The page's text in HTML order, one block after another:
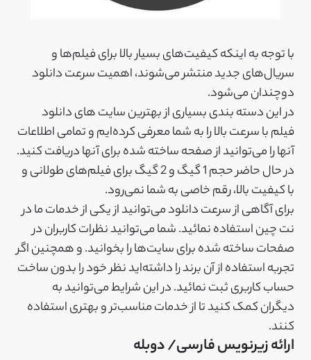
با توجه به اینکه کیفیت‌های بسیار بالا برای فیلم‌ها و
سریال‌های جدید منتشر می‌شوند، اهمیت سرعت دانلود
دوچندان می‌شود.
در این دسته بندی بسیاری از بهترین سایت های دانلود
فیلم با سرعت بالا را به شما معرفی کرده‌ایم و تمامی اطلاعات
آنها را می‌توانید از صفحه ساخته شده برای آنها دریافت کنید.
در حال حاضر حجم 1 گیگ و 2 گیگ برای فیلم‌های طولانی و
با کیفیت بالا، رقم خاصی به شما نمی‌رود.
برای آگاهی از سرعت دانلود می‌توانید از یکی از خدمات ما در
نت چین استفاده نمائید. شما می‌توانید نظرات کاربران در
صفحات ساخته شده برای سایت‌ها را بخوانید. و همچنین اگر
تجربه استفاده از آن برند را داشته‌اید نظر خود را بدون ساخت
حساب کاربری ثبت نمائید. در این شرایط می‌توانید به
دیگران کمک کنید تا از خدمات مناسب‌تر و بهتری استفاده
کنند.
ارائه زیرنویس فارسی/ دوبله